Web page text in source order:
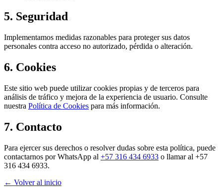
5. Seguridad
Implementamos medidas razonables para proteger sus datos
personales contra acceso no autorizado, pérdida o alteración.
6. Cookies
Este sitio web puede utilizar cookies propias y de terceros para
análisis de tráfico y mejora de la experiencia de usuario. Consulte
nuestra Política de Cookies para más información.
7. Contacto
Para ejercer sus derechos o resolver dudas sobre esta política, puede
contactarnos por WhatsApp al +57 316 434 6933 o llamar al +57
316 434 6933.
← Volver al inicio